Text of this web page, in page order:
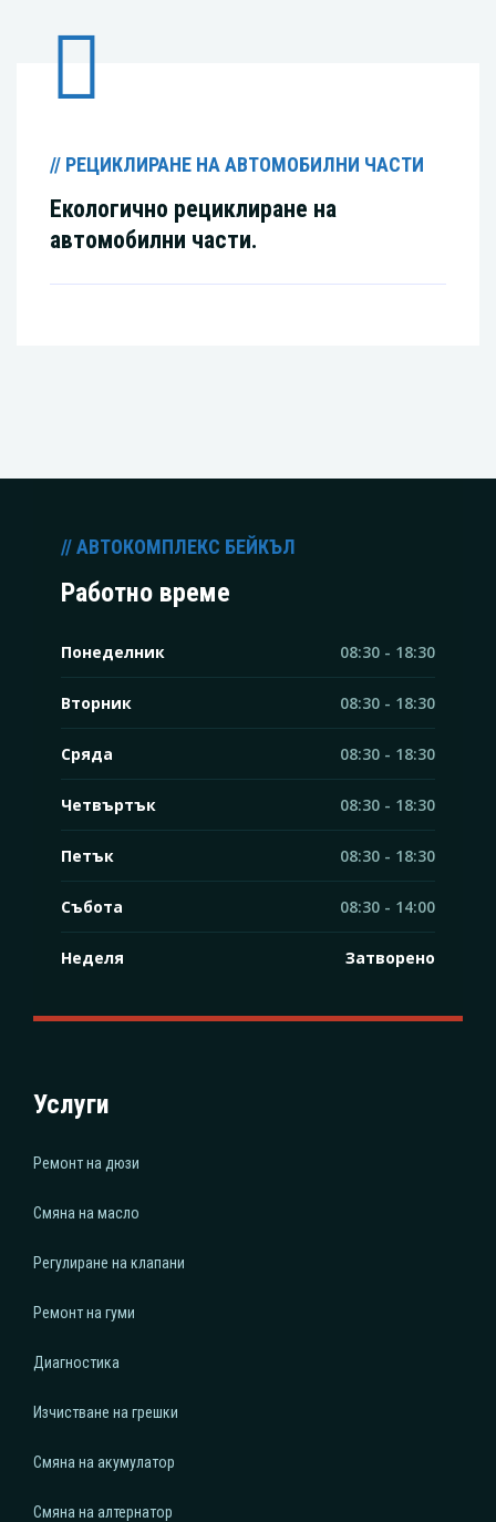
// РЕЦИКЛИРАНЕ НА АВТОМОБИЛНИ ЧАСТИ
Екологично рециклиране на
автомобилни части.
// АВТОКОМПЛЕКС БЕЙКЪЛ
Работно време
Понеделник 08:30 - 18:30
Вторник 08:30 - 18:30
Сряда 08:30 - 18:30
Четвъртък 08:30 - 18:30
Петък 08:30 - 18:30
Събота 08:30 - 14:00
Неделя Затворено
Услуги
Ремонт на дюзи
Смяна на масло
Регулиране на клапани
Ремонт на гуми
Диагностика
Изчистване на грешки
Смяна на акумулатор
Смяна на алтернатор